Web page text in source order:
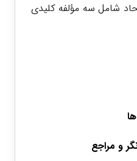
شامل سه مؤلفه کلیدی
و مراجع